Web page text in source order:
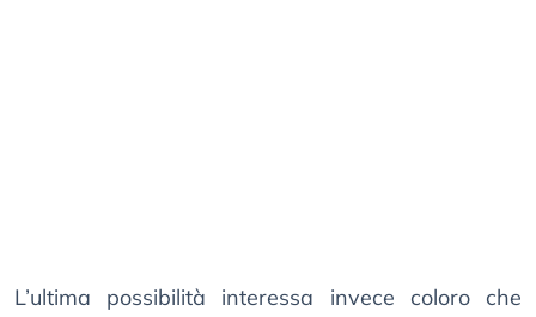
L’ultima possibilità interessa invece coloro che